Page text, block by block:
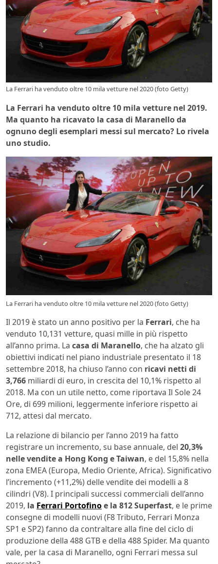
La Ferrari ha venduto oltre 10 mila vetture nel 2020 (foto Getty)
La Ferrari ha venduto oltre 10 mila vetture nel 2019.
Ma quanto ha ricavato la casa di Maranello da
ognuno degli esemplari messi sul mercato? Lo rivela
uno studio.
La Ferrari ha venduto oltre 10 mila vetture nel 2020 (foto Getty)
Il 2019 è stato un anno positivo per la Ferrari, che ha
venduto 10,131 vetture, quasi mille in più rispetto
all’anno prima. La casa di Maranello, che ha alzato gli
obiettivi indicati nel piano industriale presentato il 18
settembre 2018, ha chiuso l’anno con ricavi netti di
3,766 miliardi di euro, in crescita del 10,1% rispetto al
2018. Ma con un utile netto, come riportava Il Sole 24
Ore, di 699 milioni, leggermente inferiore rispetto ai
712, attesi dal mercato.
La relazione di bilancio per l’anno 2019 ha fatto
registrare un incremento, su base annuale, del 20,3%
nelle vendite a Hong Kong e Taiwan, e del 15,8% nella
zona EMEA (Europa, Medio Oriente, Africa). Significativo
l’incremento (+11,2%) delle vendite dei modelli a 8
cilindri (V8). I principali successi commerciali dell’anno
2019, la Ferrari Portofinoe la 812 Superfast, e le prime
consegne di modelli nuovi (F8 Tributo, Ferrari Monza
SP1 e SP2) fanno da contraltare alla fine del ciclo di
produzione della 488 GTB e della 488 Spider. Ma quanto
vale, per la casa di Maranello, ogni Ferrari messa sul